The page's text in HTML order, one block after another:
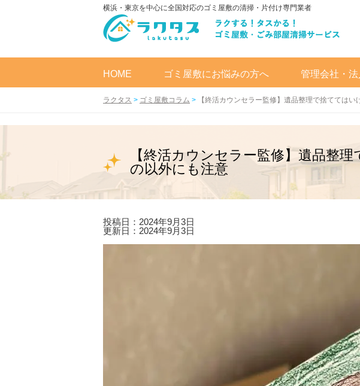
横浜・東京を中心に全国対応のゴミ屋敷の清掃・片付け専門業者
HOME ゴミ屋敷にお悩みの方へ 管理会社・
ラクタス > ゴミ屋敷コラム > 【終活カウンセラー監修】遺品整理で捨てては
【終活カウンセラー監修】遺品整
の以外にも注意
投稿日：2024年9月3日
更新日：2024年9月3日